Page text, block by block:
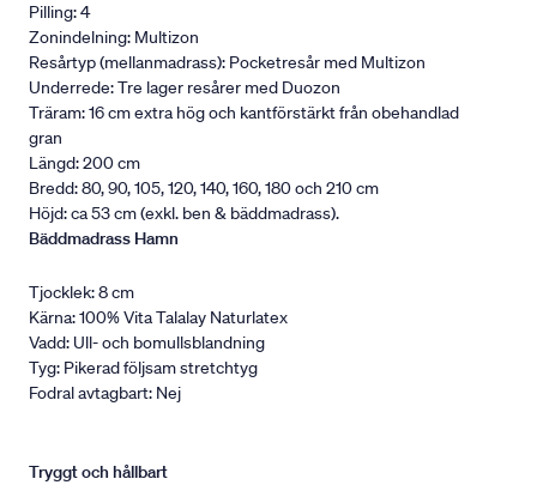
Pilling: 4
Zonindelning: Multizon
Resårtyp (mellanmadrass): Pocketresår med Multizon
Underrede: Tre lager resårer med Duozon
Träram: 16 cm extra hög och kantförstärkt från obehandlad
gran
Längd: 200 cm
Bredd: 80, 90, 105, 120, 140, 160, 180 och 210 cm
Höjd: ca 53 cm (exkl. ben & bäddmadrass).
Bäddmadrass Hamn
Tjocklek: 8 cm
Kärna: 100% Vita Talalay Naturlatex
Vadd: Ull- och bomullsblandning
Tyg: Pikerad följsam stretchtyg
Fodral avtagbart: Nej
Tryggt och hållbart